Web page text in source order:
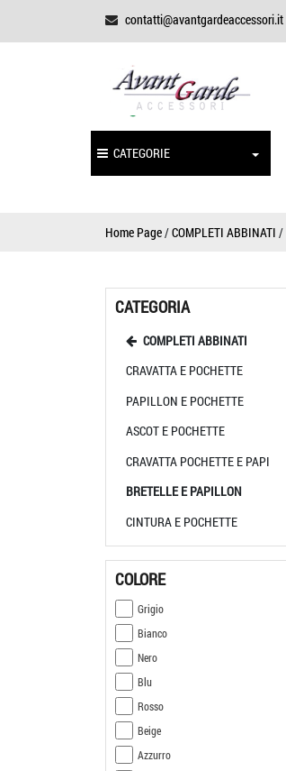
contatti@avantgardeaccessori.it
CATEGORIE
Home Page/COMPLETI ABBINATI /
CATEGORIA
COMPLETI ABBINATI
CRAVATTA E POCHETTE
PAPILLON E POCHETTE
ASCOT E POCHETTE
CRAVATTA POCHETTE E PAPI
BRETELLE E PAPILLON
CINTURA E POCHETTE
COLORE
Grigio
Bianco
Nero
Blu
Rosso
Beige
Azzurro